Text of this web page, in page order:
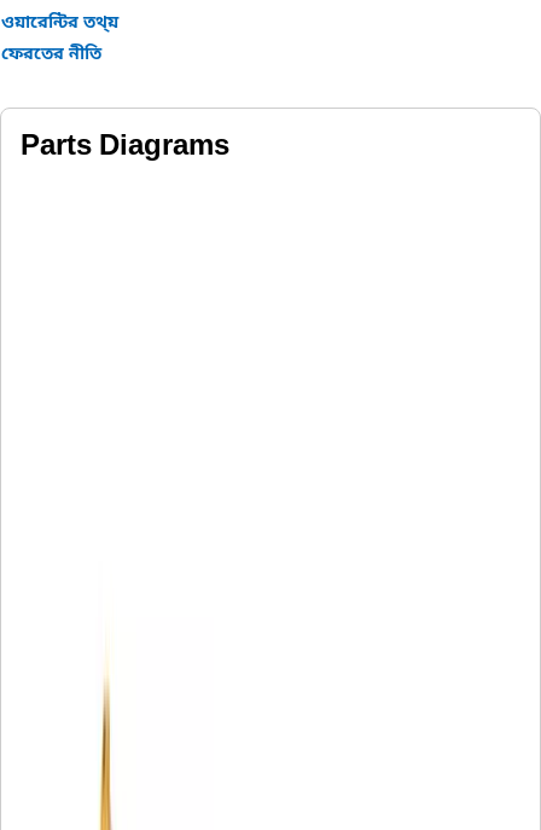
ওয়ারেন্টির তথ্য়
ফেরতের নীতি
Parts Diagrams